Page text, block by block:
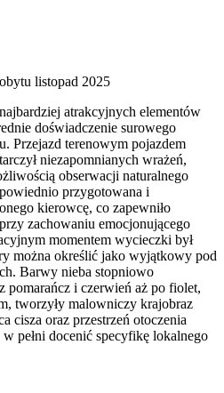
listopad 2025
atrakcyjnych elementów
doświadczenie surowego
Przejazd terenowym pojazdem
niezapomnianych wrażeń,
obserwacji naturalnego
przygotowana i
kierowcę, co zapewniło
zachowaniu emocjonującego
momentem wycieczki był
można określić jako wyjątkowy pod
Barwy nieba stopniowo
pomarańcz i czerwień aż po fiolet,
tworzyły malowniczy krajobraz
cisza oraz przestrzeń otoczenia
pełni docenić specyfikę lokalnego